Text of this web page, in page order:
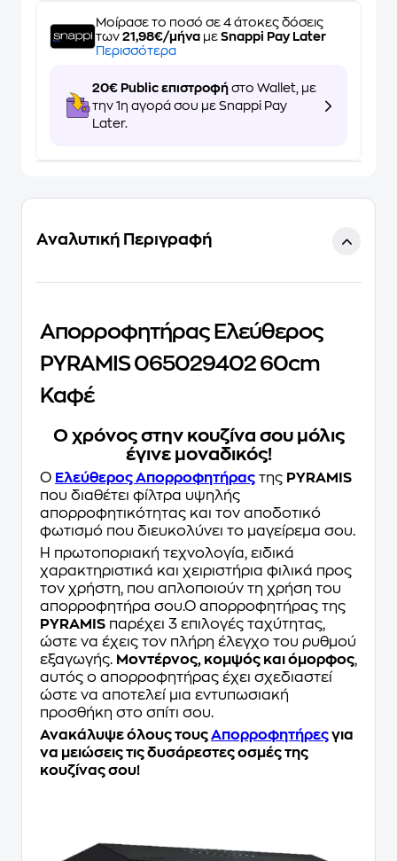
Μοίρασε το ποσό σε 4 άτοκες δόσεις
των 21,98€/μήνα με Snappi Pay Later
Περισσότερα
20€ Public επιστροφή στο Wallet, με
την 1η αγορά σου με Snappi Pay
Later.
Αναλυτική Περιγραφή
Απορροφητήρας Ελεύθερος
PYRAMIS 065029402 60cm
Καφέ
Ο χρόνος στην κουζίνα σου μόλις
έγινε μοναδικός!
Ο Ελεύθερος Απορροφητήρας της PYRAMIS
που διαθέτει φίλτρα υψηλής
απορροφητικότητας και τον αποδοτικό
φωτισμό που διευκολύνει το μαγείρεμα σου.
Η πρωτοποριακή τεχνολογία, ειδικά
χαρακτηριστικά και χειριστήρια φιλικά προς
τον χρήστη, που απλοποιούν τη χρήση του
απορροφητήρα σου.Ο απορροφητήρας της
PYRAMIS παρέχει 3 επιλογές ταχύτητας,
ώστε να έχεις τον πλήρη έλεγχο του ρυθμού
εξαγωγής. Μοντέρνος, κομψός και όμορφος,
αυτός ο απορροφητήρας έχει σχεδιαστεί
ώστε να αποτελεί μια εντυπωσιακή
προσθήκη στο σπίτι σου.
Ανακάλυψε όλους τουςΑπορροφητήρεςγια
να μειώσεις τις δυσάρεστες οσμές της
κουζίνας σου!